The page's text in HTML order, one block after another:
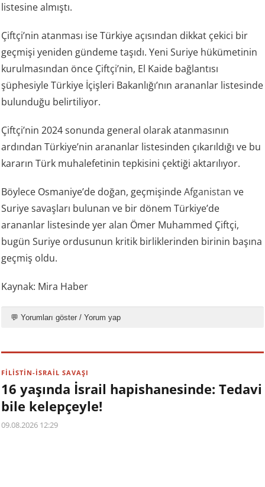
listesine almıştı.
Çiftçi’nin atanması ise Türkiye açısından dikkat çekici bir
geçmişi yeniden gündeme taşıdı. Yeni Suriye hükümetinin
kurulmasından önce Çiftçi’nin, El Kaide bağlantısı
şüphesiyle Türkiye İçişleri Bakanlığı’nın arananlar listesinde
bulunduğu belirtiliyor.
Çiftçi’nin 2024 sonunda general olarak atanmasının
ardından Türkiye’nin arananlar listesinden çıkarıldığı ve bu
kararın Türk muhalefetinin tepkisini çektiği aktarılıyor.
Böylece Osmaniye’de doğan, geçmişindeAfganistan ve
Suriye savaşları bulunan ve bir dönem Türkiye’de
arananlar listesinde yer alan Ömer Muhammed Çiftçi,
bugün Suriye ordusunun kritik birliklerinden birinin başına
geçmiş oldu.
Kaynak: Mira Haber
💬 Yorumları göster / Yorum yap
FİLİSTİN-İSRAİL SAVAŞI
16 yaşında İsrail hapishanesinde: Tedavi
bile kelepçeyle!
09.08.2026 12:29